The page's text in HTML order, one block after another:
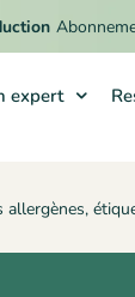
Abonnement
expert